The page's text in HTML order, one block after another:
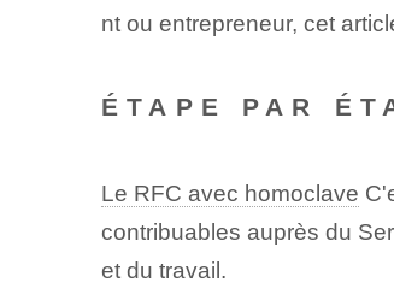
nt ou entrepreneur, cet
ÉTAPE PAR
Le RFC avec homoclave
contribuables auprès du
et du travail.